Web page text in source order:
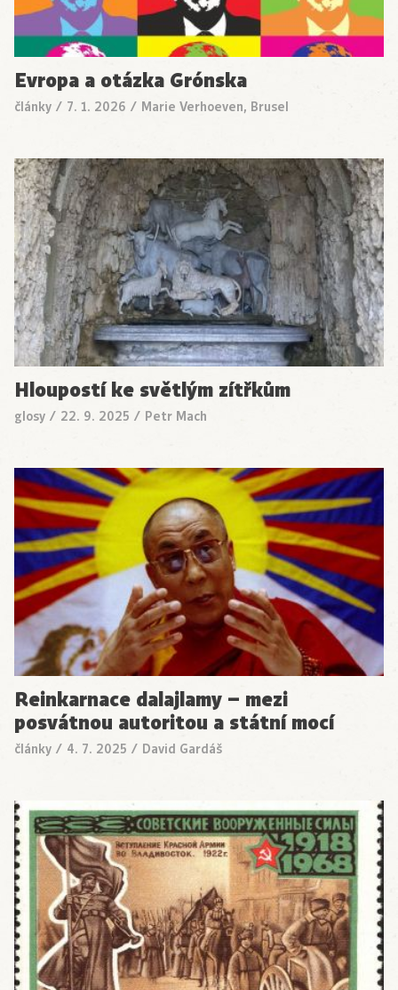
Evropa a otázka Grónska
články / 7. 1. 2026 / Marie Verhoeven, Brusel
Hloupostí ke světlým zítřkům
glosy / 22. 9. 2025 / Petr Mach
Reinkarnace dalajlamy – mezi
posvátnou autoritou a státní mocí
články / 4. 7. 2025 / David Gardáš